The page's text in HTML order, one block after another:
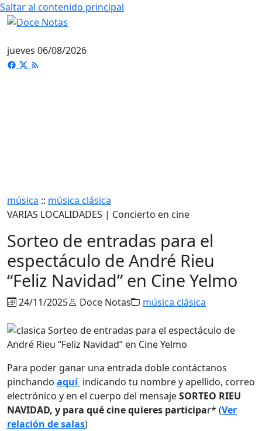
Saltar al contenido principal
jueves 06/08/2026
música :: música clásica
VARIAS LOCALIDADES | Concierto en cine
Sorteo de entradas para el
espectáculo de André Rieu
“Feliz Navidad” en Cine Yelmo
24/11/2025 Doce Notas música clásica
Para poder ganar una entrada doble contáctanos
pinchando aquí indicando tu nombre y apellido, correo
electrónico y en el cuerpo del mensajeSORTEO RIEU
NAVIDAD, y para qué cine quieres participar* (Ver
relación de salas)